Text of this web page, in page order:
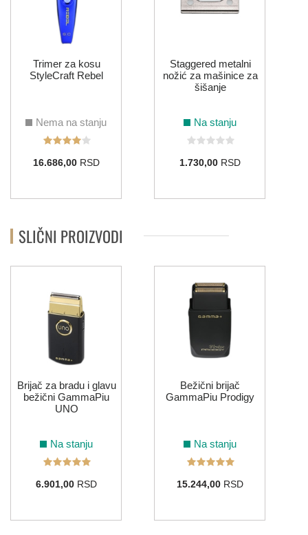
Trimer za kosu
StyleCraft Rebel
Nema na stanju
16.686,00RSD
Staggered metalni
nožić za mašinice za
šišanje
Na stanju
1.730,00RSD
SLIČNI PROIZVODI
Brijač za bradu i glavu
bežični GammaPiu
UNO
Na stanju
6.901,00RSD
Bežični brijač
GammaPiu Prodigy
Na stanju
15.244,00RSD